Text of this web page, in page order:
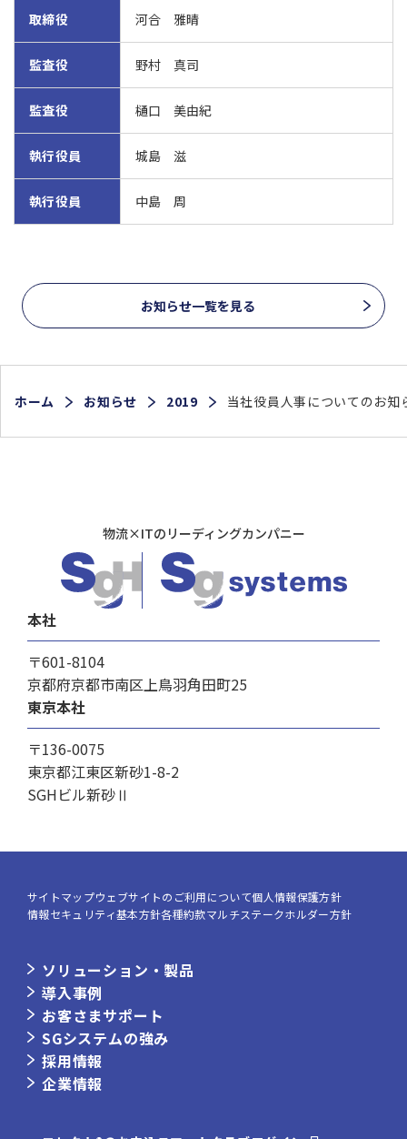
取締役 河合 雅晴
監査役 野村 真司
監査役 樋口 美由紀
執行役員 城島 滋
執行役員 中島 周
お知らせ一覧を見る
ホーム お知らせ 2019 当社役員人事についてのお知
物流×ITのリーディングカンパニー
本社
〒601-8104
京都府京都市南区上鳥羽角田町25
東京本社
〒136-0075
東京都江東区新砂1-8-2
SGHビル新砂Ⅱ
サイトマップウェブサイトのご利用について個人情報保護方針
情報セキュリティ基本方針各種約款マルチステークホルダー方針
ソリューション・製品
導入事例
お客さまサポート
SGシステムの強み
採用情報
企業情報